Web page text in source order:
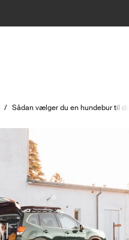
/ Sådan vælger du en hundebur til